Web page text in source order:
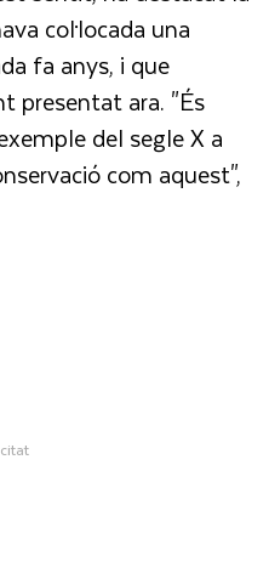
col·locada una
fa anys, i que
presentat ara. "És
del segle X a
com aquest",